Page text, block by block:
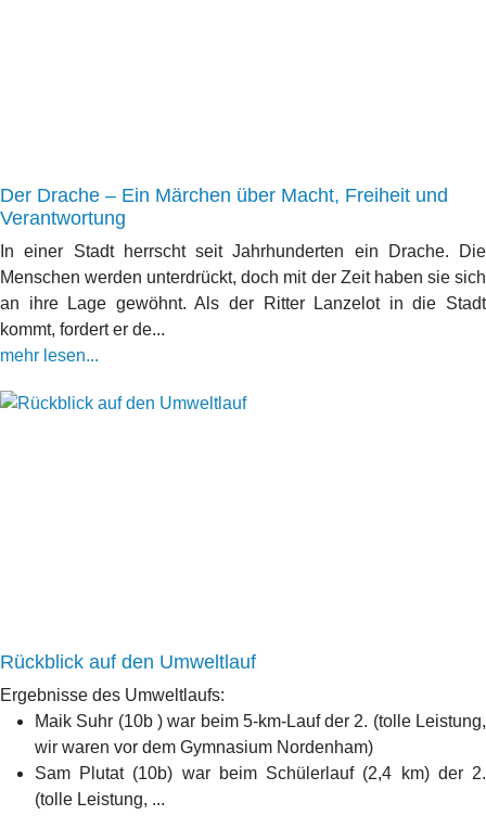
Der Drache – Ein Märchen über Macht, Freiheit und
Verantwortung
In einer Stadt herrscht seit Jahrhunderten ein Drache. Die
Menschen werden unterdrückt, doch mit der Zeit haben sie sich
an ihre Lage gewöhnt. Als der Ritter Lanzelot in die Stadt
kommt, fordert er de...
mehr lesen...
Rückblick auf den Umweltlauf
Ergebnisse des Umweltlaufs:
Maik Suhr (10b ) war beim 5-km-Lauf der 2. (tolle Leistung,
wir waren vor dem Gymnasium Nordenham)
Sam Plutat (10b) war beim Schülerlauf (2,4 km) der 2.
(tolle Leistung, ...